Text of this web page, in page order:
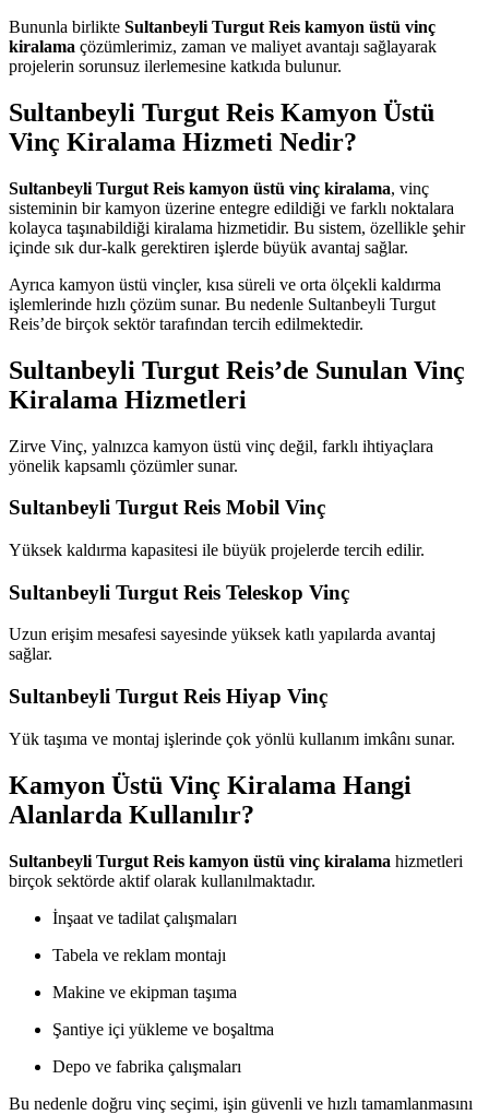
Bununla birlikte Sultanbeyli Turgut Reis kamyon üstü vinç
kiralama çözümlerimiz, zaman ve maliyet avantajı sağlayarak
projelerin sorunsuz ilerlemesine katkıda bulunur.
Sultanbeyli Turgut Reis Kamyon Üstü
Vinç Kiralama Hizmeti Nedir?
Sultanbeyli Turgut Reis kamyon üstü vinç kiralama, vinç
sisteminin bir kamyon üzerine entegre edildiği ve farklı noktalara
kolayca taşınabildiği kiralama hizmetidir. Bu sistem, özellikle şehir
içinde sık dur-kalk gerektiren işlerde büyük avantaj sağlar.
Ayrıca kamyon üstü vinçler, kısa süreli ve orta ölçekli kaldırma
işlemlerinde hızlı çözüm sunar. Bu nedenle Sultanbeyli Turgut
Reis’de birçok sektör tarafından tercih edilmektedir.
Sultanbeyli Turgut Reis’de Sunulan Vinç
Kiralama Hizmetleri
Zirve Vinç, yalnızca kamyon üstü vinç değil, farklı ihtiyaçlara
yönelik kapsamlı çözümler sunar.
Sultanbeyli Turgut Reis Mobil Vinç
Yüksek kaldırma kapasitesi ile büyük projelerde tercih edilir.
Sultanbeyli Turgut Reis Teleskop Vinç
Uzun erişim mesafesi sayesinde yüksek katlı yapılarda avantaj
sağlar.
Sultanbeyli Turgut Reis Hiyap Vinç
Yük taşıma ve montaj işlerinde çok yönlü kullanım imkânı sunar.
Kamyon Üstü Vinç Kiralama Hangi
Alanlarda Kullanılır?
Sultanbeyli Turgut Reis kamyon üstü vinç kiralama hizmetleri
birçok sektörde aktif olarak kullanılmaktadır.
İnşaat ve tadilat çalışmaları
Tabela ve reklam montajı
Makine ve ekipman taşıma
Şantiye içi yükleme ve boşaltma
Depo ve fabrika çalışmaları
Bu nedenle doğru vinç seçimi, işin güvenli ve hızlı tamamlanmasını